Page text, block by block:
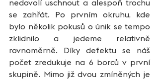
nedovolí uschnout a alespoň trochu
se zahřát. Po prvním okruhu, kde
bylo několik pokusů o únik se tempo
zklidnilo a jedeme relativně
rovnoměrně. Díky defektu se náš
počet zredukuje na 6 borců v první
skupině. Mimo již dvou zmíněných je